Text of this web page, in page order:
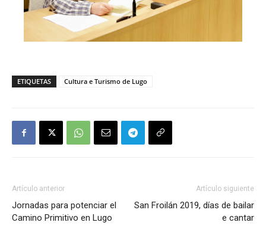
ETIQUETAS Cultura e Turismo de Lugo
Artículo anterior
Jornadas para potenciar el
Camino Primitivo en Lugo
Artículo siguiente
San Froilán 2019, días de bailar
e cantar